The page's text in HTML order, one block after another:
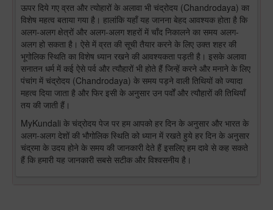
ऊपर दिये गए व्रत और त्योहारों के अलावा भी चंद्रोदय (Chandrodaya) का
विशेष महत्व बताया गया है। हालांकि यहाँ यह जानना बेहद आवश्यक होता है कि
अलग-अलग क्षेत्रों और अलग-अलग शहरों में चाँद निकालने का समय अलग-
अलग हो सकता है। ऐसे में व्रत की सूची तैयार करने के लिए उक्त शहर की
भूगोलिक स्थिति का विशेष ध्यान रखने की आवश्यकता पड़ती है। इसके अलावा
सनातन धर्म में कई ऐसे पर्व और त्यौहारों भी होते हैं जिन्हें करने और मनाने के लिए
पंचांग में चंद्रोदय (Chandrodaya) के समय पड़ने वाली तिथियों को ज्यादा
महत्व दिया जाता है और फिर इसी के अनुसार उन पर्वों और त्यौहारों की तिथियाँ
तय की जाती हैं।
MyKundali के चंद्रोदय पेज पर हम आपको हर दिन के अनुसार और भारत के
अलग-अलग देशों की भौगोलिक स्थिति को ध्यान में रखते हुये हर दिन के अनुसार
चंद्रमा के उदय होने के समय की जानकारी देते हैं इसलिए हम दावे से कह सकते
हैं कि हमारी यह जानकारी सबसे सटीक और विश्वसनीय है।